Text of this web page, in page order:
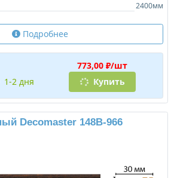
2400мм
Подробнее
773,00 ₽/шт
1-2 дня
Купить
Decomaster 148B-966